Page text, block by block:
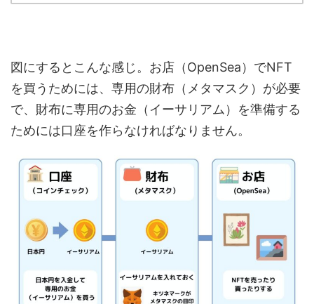
図にするとこんな感じ。お店（OpenSea）でNFT
を買うためには、専用の財布（メタマスク）が必要
で、財布に専用のお金（イーサリアム）を準備する
ためには口座を作らなければなりません。